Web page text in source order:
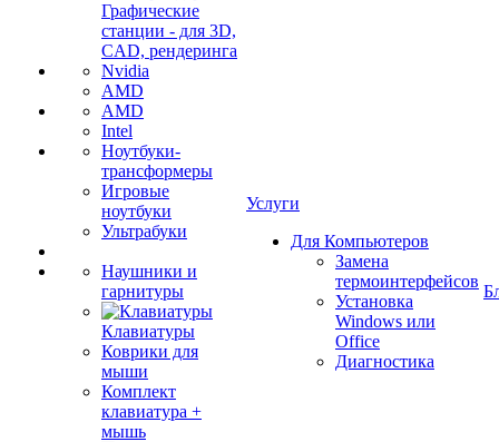
Графические
станции - для 3D,
CAD, рендеринга
Nvidia
AMD
AMD
Intel
Ноутбуки-
трансформеры
Игровые
ноутбуки
Ультрабуки
Наушники и
гарнитуры
Клавиатуры
Коврики для
мыши
Комплект
клавиатура +
мышь
Услуги
Для Компьютеров
Замена
термоинтерфейсов
Установка
Windows или
Office
Диагностика